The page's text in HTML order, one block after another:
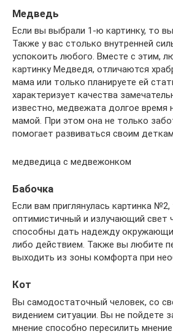
Медведь
Если вы выбрали 1-ю картинку, то
Также у вас столько внутренней
успокоить любого. Вместе с этим,
картинку Медведя, отличаются
мама или только планируете ей
характеризует качества
известно, медвежата долгое время
мамой. При этом она не только
помогает развиваться своим
медведица с медвежонком
Бабочка
Если вам приглянулась картинка
оптимистичный и излучающий свет
способны дать надежду
либо действием. Также вы любите
выходить из зоны комфорта при
Кот
Вы самодостаточный человек, со
видением ситуации. Вы не пойдете
мнение способно пересилить